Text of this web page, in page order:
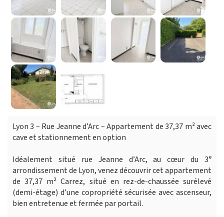
Lyon 3 – Rue Jeanne d’Arc – Appartement de 37,37 m² avec
cave et stationnement en option
Idéalement situé rue Jeanne d’Arc, au cœur du 3ᵉ
arrondissement de Lyon, venez découvrir cet appartement
de 37,37 m² Carrez, situé en rez-de-chaussée surélevé
(demi-étage) d’une copropriété sécurisée avec ascenseur,
bien entretenue et fermée par portail.